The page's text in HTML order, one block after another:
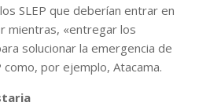
SLEP que deberían entrar en
mientras, «entregar los
solucionar la emergencia de
como, por ejemplo, Atacama.